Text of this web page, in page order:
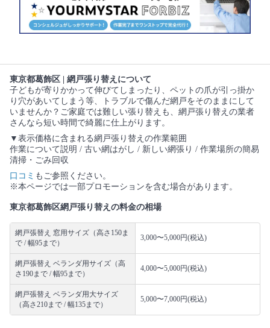
東京都葛飾区 | 網戸張り替えについて
子どもが寄りかかって伸びてしまったり、ペットの爪が引っ掛か
り穴があいてしまう等、トラブルで傷んだ網戸をそのままにして
いませんか？ご家庭では難しい張り替えも、網戸張り替えの業者
さんなら短い時間で綺麗に仕上がります。
▼表示価格に含まれる網戸張り替えの作業範囲
作業について説明 / 古い網はがし / 新しい網張り / 作業場所の簡易
清掃・ごみ回収
口コミ もご参照ください。
※本ページでは一部プロモーションを含む場合があります。
東京都葛飾区網戸張り替えの料金の相場
網戸張替え 窓用サイズ（高さ150ま
で / 幅95まで）
3,000〜5,000円(税込)
網戸張替え ベランダ用サイズ（高
さ190まで / 幅95まで）
4,000〜5,000円(税込)
網戸張替え ベランダ用大サイズ
（高さ210まで / 幅135まで）
5,000〜7,000円(税込)